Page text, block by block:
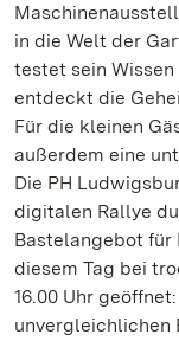
in die Welt der
testet sein
entdeckt die
Für die kleinen
außerdem eine
Die PH
digitalen Rallye
Bastelangebot für
diesem Tag bei
16.00 Uhr
unvergleichlichen